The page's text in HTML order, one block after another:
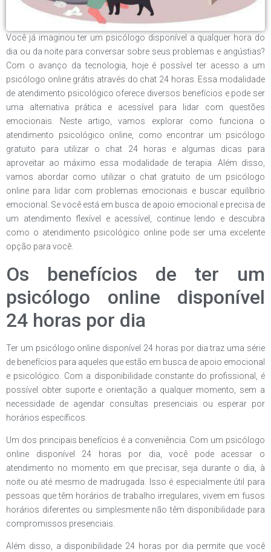
Você já imaginou ter um psicólogo disponível a qualquer hora do
dia ou da noite para conversar sobre seus problemas e angústias?
Com o avanço da tecnologia, hoje é possível ter acesso a um
psicólogo online grátis através do chat 24 horas. Essa modalidade
de atendimento psicológico oferece diversos benefícios e pode ser
uma alternativa prática e acessível para lidar com questões
emocionais. Neste artigo, vamos explorar como funciona o
atendimento psicológico online, como encontrar um psicólogo
gratuito para utilizar o chat 24 horas e algumas dicas para
aproveitar ao máximo essa modalidade de terapia. Além disso,
vamos abordar como utilizar o chat gratuito de um psicólogo
online para lidar com problemas emocionais e buscar equilíbrio
emocional. Se você está em busca de apoio emocional e precisa de
um atendimento flexível e acessível, continue lendo e descubra
como o atendimento psicológico online pode ser uma excelente
opção para você.
Os benefícios de ter um
psicólogo online disponível
24 horas por dia
Ter um psicólogo online disponível 24 horas por dia traz uma série
de benefícios para aqueles que estão em busca de apoio emocional
e psicológico. Com a disponibilidade constante do profissional, é
possível obter suporte e orientação a qualquer momento, sem a
necessidade de agendar consultas presenciais ou esperar por
horários específicos.
Um dos principais benefícios é a conveniência. Com um psicólogo
online disponível 24 horas por dia, você pode acessar o
atendimento no momento em que precisar, seja durante o dia, à
noite ou até mesmo de madrugada. Isso é especialmente útil para
pessoas que têm horários de trabalho irregulares, vivem em fusos
horários diferentes ou simplesmente não têm disponibilidade para
compromissos presenciais.
Além disso, a disponibilidade 24 horas por dia permite que você